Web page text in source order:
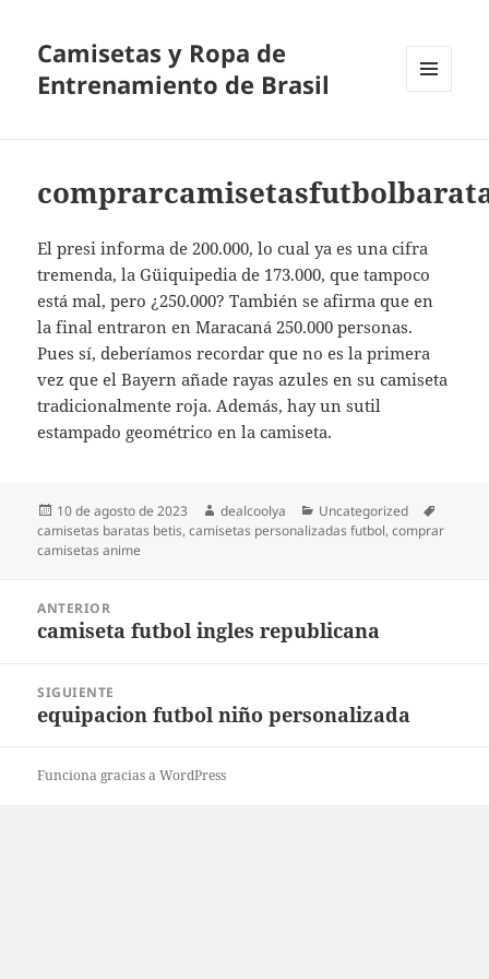
Camisetas y Ropa de
Entrenamiento de Brasil
El presi informa de 200.000, lo cual ya es una cifra
tremenda, la Güiquipedia de 173.000, que tampoco
está mal, pero ¿250.000? También se afirma que en
la final entraron en Maracaná 250.000 personas.
Pues sí, deberíamos recordar que no es la primera
vez que el Bayern añade rayas azules en su camiseta
tradicionalmente roja. Además, hay un sutil
estampado geométrico en la camiseta.
Publicado
el
10 de agosto de 2023 Autor
dealcoolya Categorías
Uncategorized
camisetas baratas betis,camisetas personalizadas futbol,comprar
camisetas anime
entradas
ANTERIOR
Entrada
camiseta futbol ingles republicana
SIGUIENTE
Entrada
equipacion futbol niño personalizada
Funciona gracias a WordPress